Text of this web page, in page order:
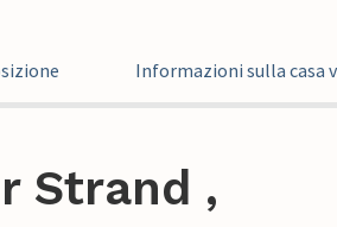
Informazioni sulla casa
Strand ,